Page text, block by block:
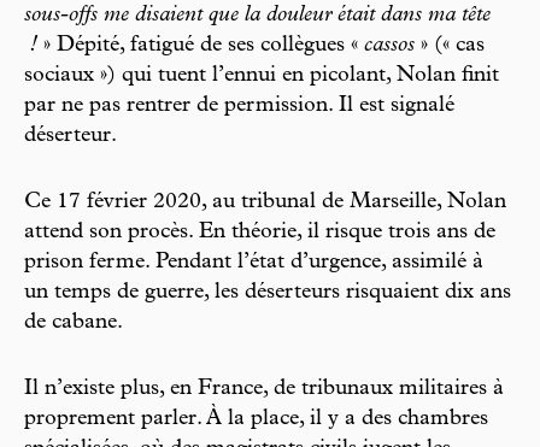
sous-offs me disaient que la douleur était dans ma tête
! » Dépité, fatigué de ses collègues « cassos » (« cas
sociaux ») qui tuent l’ennui en picolant, Nolan finit
par ne pas rentrer de permission. Il est signalé
déserteur.
Ce 17 février 2020, au tribunal de Marseille, Nolan
attend son procès. En théorie, il risque trois ans de
prison ferme. Pendant l’état d’urgence, assimilé à
un temps de guerre, les déserteurs risquaient dix ans
de cabane.
Il n’existe plus, en France, de tribunaux militaires à
proprement parler. À la place, il y a des chambres